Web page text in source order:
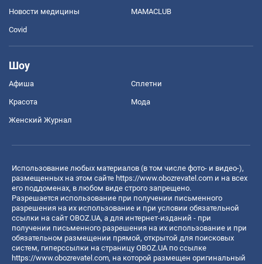
Новости медицины MAMACLUB
Covid
Шоу
Афиша Сплетни
Красота Мода
Женский Журнал
Использование любых материалов (в том числе фото- и видео-),
размещенных на этом сайте https://www.obozrevatel.com и на всех
его поддоменах, в любом виде строго запрещено.
Разрешается использование при получении письменного
разрешения на их использование и при условии обязательной
ссылки на сайт OBOZ.UA, а для интернет-изданий - при
получении письменного разрешения на их использование и при
обязательном размещении прямой, открытой для поисковых
систем, гиперссылки на страницу OBOZ.UA по ссылке
https://www.obozrevatel.com, на которой размещен оригинальный